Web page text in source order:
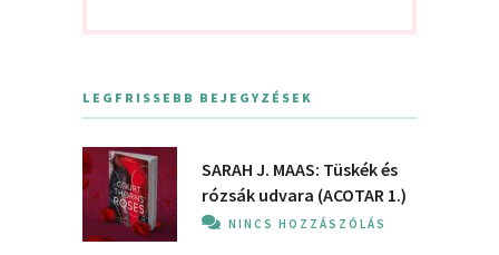
LEGFRISSEBB BEJEGYZÉSEK
SARAH J. MAAS: Tüskék és
rózsák udvara (ACOTAR 1.)
NINCS HOZZÁSZÓLÁS